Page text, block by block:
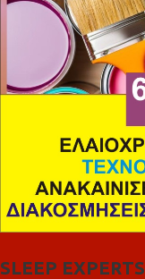
SLEEP EXPERTS